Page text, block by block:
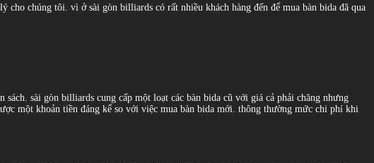
chúng tôi. vì ở sài gòn billiards có rất nhiều khách hàng đến để mua bàn bida đã qua
sài gòn billiards cung cấp một loạt các bàn bida cũ với giá cả phải chăng nhưng
một khoản tiền đáng kể so với việc mua bàn bida mới. thông thường mức chi phí khi